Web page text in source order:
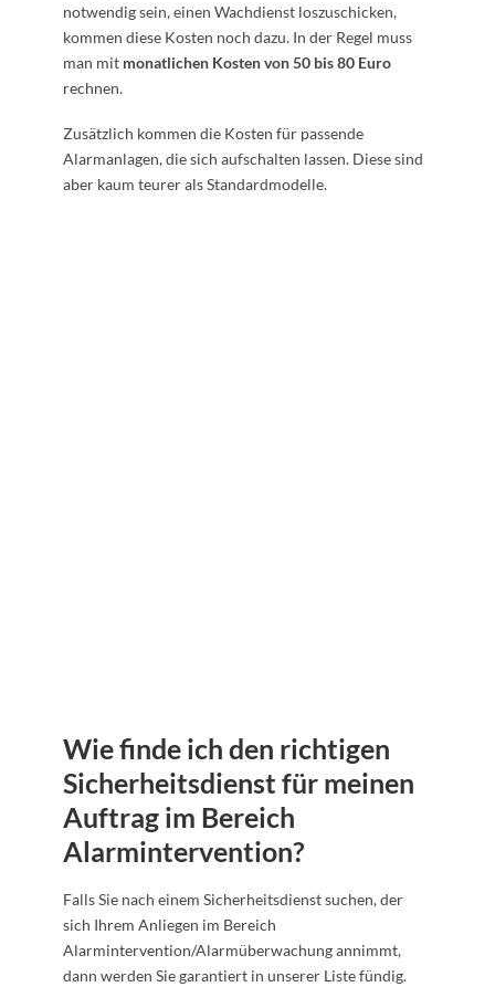
notwendig sein, einen Wachdienst loszuschicken,
kommen diese Kosten noch dazu. In der Regel muss
man mit monatlichen Kosten von 50 bis 80 Euro
rechnen.
Zusätzlich kommen die Kosten für passende
Alarmanlagen, die sich aufschalten lassen. Diese sind
aber kaum teurer als Standardmodelle.
Wie finde ich den richtigen
Sicherheitsdienst für meinen
Auftrag im Bereich
Alarmintervention?
Falls Sie nach einem Sicherheitsdienst suchen, der
sich Ihrem Anliegen im Bereich
Alarmintervention/Alarmüberwachung annimmt,
dann werden Sie garantiert in unserer Liste fündig.